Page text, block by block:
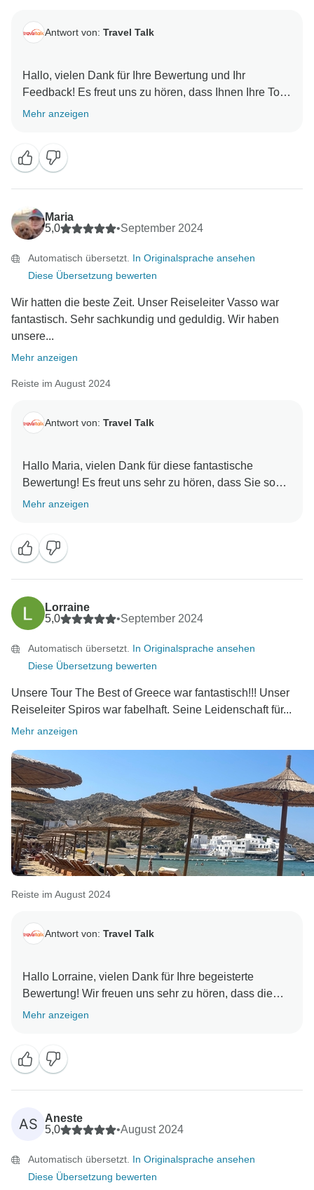
Antwort von: Travel Talk
Hallo, vielen Dank für Ihre Bewertung und Ihr
Feedback! Es freut uns zu hören, dass Ihnen Ihre Tour
durch Griechenland gefallen hat, und wir schätzen
Mehr anzeigen
Maria
5,0
•September 2024
Automatisch übersetzt. In Originalsprache ansehen
Diese Übersetzung bewerten
Wir hatten die beste Zeit. Unser Reiseleiter Vasso war
fantastisch. Sehr sachkundig und geduldig. Wir haben
unsere...
Mehr anzeigen
Reiste im August 2024
Antwort von: Travel Talk
Hallo Maria, vielen Dank für diese fantastische
Bewertung! Es freut uns sehr zu hören, dass Sie so
eine tolle Zeit auf Ihrer Tour hatten und dass Vassos
zu schätzen und freuen uns darauf, Ihnen in Zukunft
bei einer weiteren Reise über Travel Talk behilflich zu
Mehr anzeigen
Lorraine
5,0
•September 2024
Automatisch übersetzt. In Originalsprache ansehen
Diese Übersetzung bewerten
Unsere Tour The Best of Greece war fantastisch!!! Unser
Reiseleiter Spiros war fabelhaft. Seine Leidenschaft für...
Mehr anzeigen
Reiste im August 2024
Antwort von: Travel Talk
Hallo Lorraine, vielen Dank für Ihre begeisterte
Bewertung! Wir freuen uns sehr zu hören, dass die
Best of Greece Tour für Sie ein so unvergessliches
Einfluss auf Sie hatten und dass er Sie während Ihrer
Reise hervorragend unterstützen konnte. Wir freuen
uns auch, dass die Unterkünfte und Transfers Ihren
Erwartungen entsprochen haben. Ihre Empfehlung
bedeutet uns sehr viel, und wir freuen uns darauf, Sie
Mehr anzeigen
AS
Aneste
5,0
•August 2024
Automatisch übersetzt. In Originalsprache ansehen
Diese Übersetzung bewerten